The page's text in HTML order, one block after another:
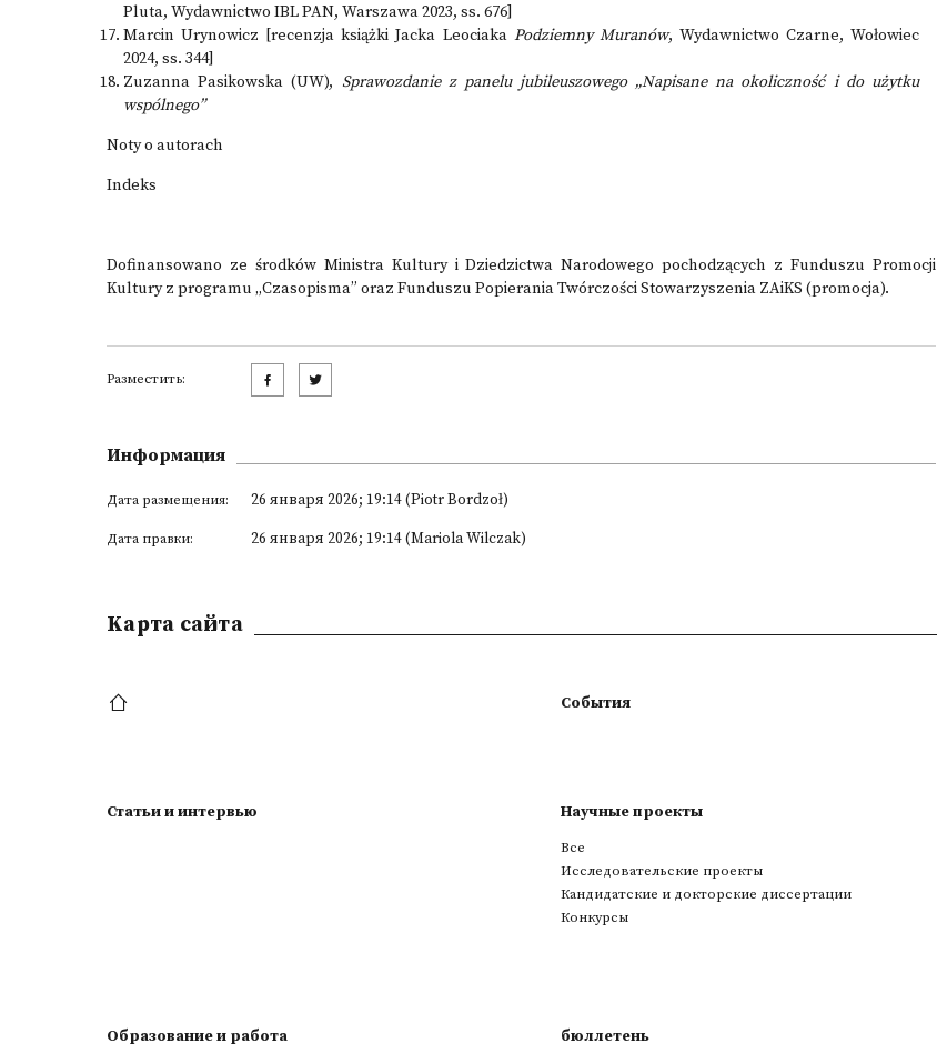
Pluta, Wydawnictwo IBL PAN, Warszawa 2023, ss. 676]
Marcin Urynowicz [recenzja książki Jacka Leociaka Podziemny Muranów, Wydawnictwo Czarne, Wołowiec
2024, ss. 344]
Zuzanna Pasikowska (UW), Sprawozdanie z panelu jubileuszowego „Napisane na okoliczność i do użytku
wspólnego”
Noty o autorach
Indeks
Dofinansowano ze środków Ministra Kultury i Dziedzictwa Narodowego pochodzących z Funduszu Promocji
Kultury z programu „Czasopisma” oraz Funduszu Popierania Twórczości Stowarzyszenia ZAiKS (promocja).
Разместить:
Информация
Дата размещения: 26 января 2026; 19:14 (Piotr Bordzoł)
Дата правки: 26 января 2026; 19:14 (Mariola Wilczak)
Kарта сайта
События
Статьи и интервью Научные проекты
Все
Исследовательские проекты
Кандидатские и докторские диссертации
Конкурсы
Образование и работа бюллетень